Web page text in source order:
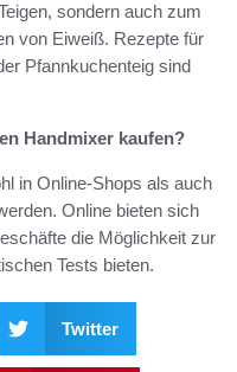
sondern auch zum
von Eiweiß. Rezepte für
Pfannkuchenteig sind
Handmixer kaufen?
in Online-Shops als auch
Online bieten sich
die Möglichkeit zur
Tests bieten.
Twitter